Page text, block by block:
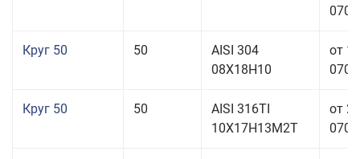
Круг 50 50
AISI 304
08Х18Н10
от
Круг 50 50
AISI 316TI
10Х17Н13М2Т
от